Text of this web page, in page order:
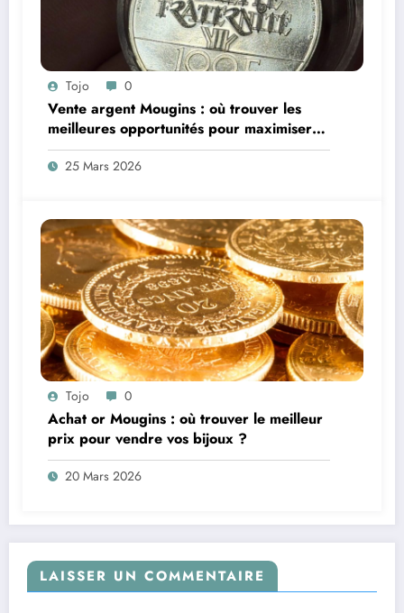
Tojo 0
Vente argent Mougins : où trouver les
meilleures opportunités pour maximiser
vos profits ?
25 Mars 2026
Tojo 0
Achat or Mougins : où trouver le meilleur
prix pour vendre vos bijoux ?
20 Mars 2026
LAISSER UN COMMENTAIRE